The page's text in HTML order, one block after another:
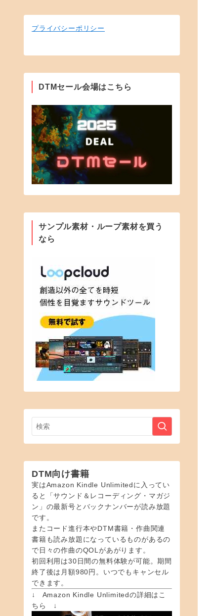
プライバシーポリシー
DTMセール会場はこちら
サンプル素材・ループ素材を買う
なら
DTM向け書籍
実はAmazon Kindle Unlimitedに入ってい
ると「サウンド＆レコーディング・マガジ
ン」の最新号とバックナンバーが読み放題
です。
またコード進行本やDTM書籍・作曲関連
書籍も読み放題になっているものがあるの
で日々の作曲のQOLがあがります。
初回利用は30日間の無料体験が可能。期間
終了後は月額980円。いつでもキャンセル
できます。
↓ Amazon Kindle Unlimitedの詳細はこ
ちら ↓